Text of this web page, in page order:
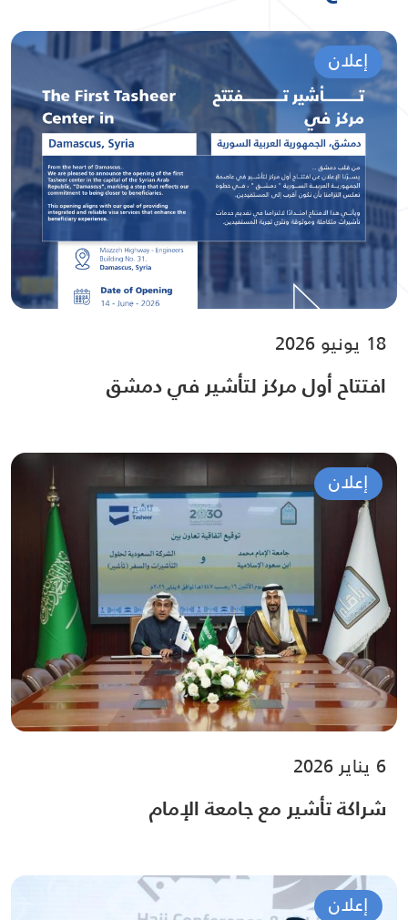
إعلان
18 يونيو 2026
افتتاح أول مركز لتأشير في دمشق
إعلان
6 يناير 2026
شراكة تأشير مع جامعة الإمام
إعلان